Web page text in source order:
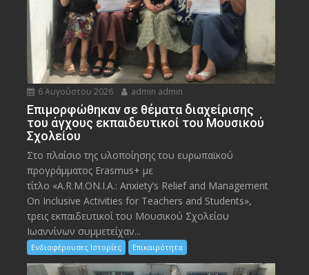
6 Αυγούστου 2026 admin admin
Eπιμορφώθηκαν σε θέματα διαχείρισης
του άγχους εκπαιδευτικοί του Μουσικού
Σχολείου
Στο πλαίσιο της υλοποίησης του ευρωπαϊκού
προγράμματος Erasmus+ με
τίτλο «A.R.M.ON.I.A.: Anxiety’s Relief and Management
On Inclusive Activities for Teachers and Students»,
τρεις εκπαιδευτικοί του Μουσικού Σχολείου
Ιωαννίνων συμμετείχαν...
Ενδιαφέρουσες Ιστορίες Επικαιρότητα